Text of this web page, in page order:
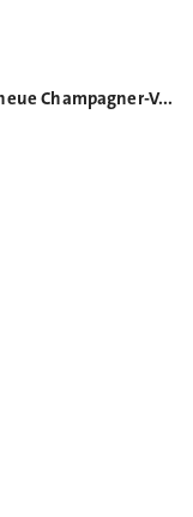
Maison Ruinart enthüllt neue Champagner-Verpackung